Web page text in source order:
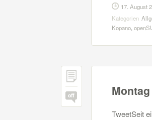
17. August
Kategorien
Kopano,
off
TweetSeit